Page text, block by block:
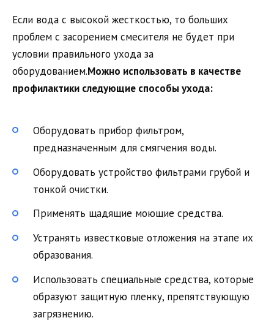
Если вода с высокой жесткостью, то больших
проблем с засорением смесителя не будет при
условии правильного ухода за
оборудованием.Можно использовать в качестве
профилактики следующие способы ухода:
Оборудовать прибор фильтром,
предназначенным для смягчения воды.
Оборудовать устройство фильтрами грубой и
тонкой очистки.
Применять щадящие моющие средства.
Устранять известковые отложения на этапе их
образования.
Использовать специальные средства, которые
образуют защитную пленку, препятствующую
загрязнению.